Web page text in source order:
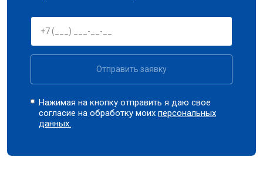
Отправить заявку
Нажимая на кнопку отправить я даю свое
согласие на обработку моихперсональных
данных.